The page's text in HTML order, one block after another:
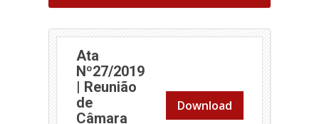
Ata
Nº27/2019
| Reunião
de
Câmara
Download